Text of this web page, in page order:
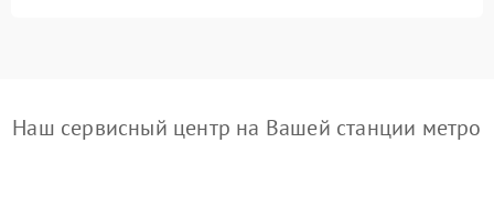
Наш сервисный центр на Вашей станции метро